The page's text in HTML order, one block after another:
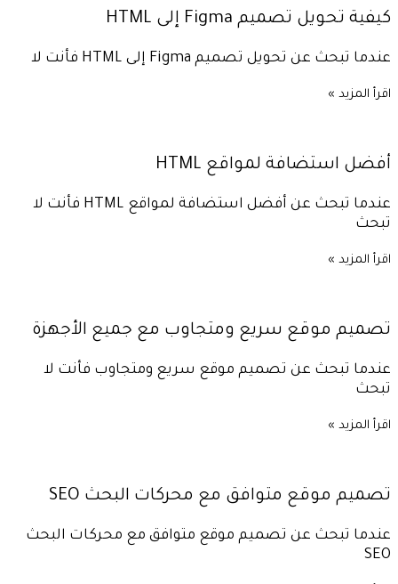
كيفية تحويل تصميم Figma إلى HTML
عندما تبحث عن تحويل تصميم Figma إلى HTML فأنت لا
اقرأ المزيد »
أفضل استضافة لمواقع HTML
عندما تبحث عن أفضل استضافة لمواقع HTML فأنت لا
تبحث
اقرأ المزيد »
تصميم موقع سريع ومتجاوب مع جميع الأجهزة
عندما تبحث عن تصميم موقع سريع ومتجاوب فأنت لا
تبحث
اقرأ المزيد »
تصميم موقع متوافق مع محركات البحث SEO
عندما تبحث عن تصميم موقع متوافق مع محركات البحث
SEO